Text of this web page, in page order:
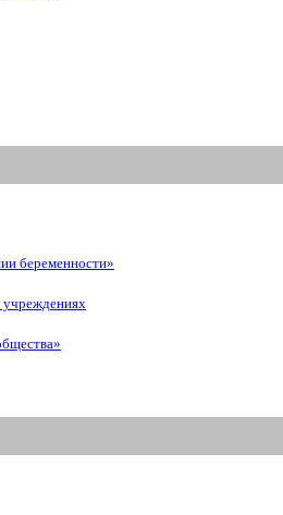
беременности»
учреждениях